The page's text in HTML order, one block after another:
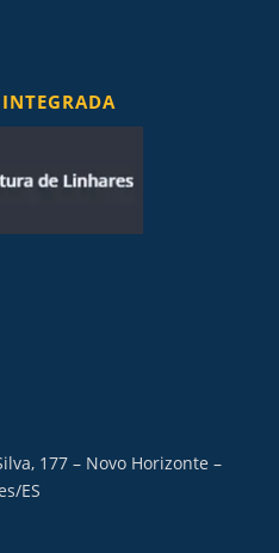
177 – Novo Horizonte –
ES